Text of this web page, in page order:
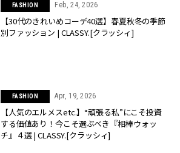
FASHION Feb, 24, 2026
【30代のきれいめコーデ40選】春夏秋冬の季節
別ファッション | CLASSY.[クラッシィ]
FASHION Apr, 19, 2026
【人気のエルメスetc.】“頑張る私”にこそ投資
する価値あり！今こそ選ぶべき『相棒ウォッ
チ』４選 | CLASSY.[クラッシィ]